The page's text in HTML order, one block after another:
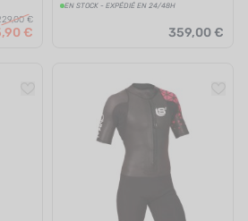
€
€
EN STOCK - EXPÉDIÉ EN 24/48H
359,00 €